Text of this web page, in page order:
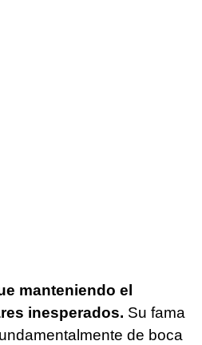
manteniendo el
inesperados. Su fama
de boca